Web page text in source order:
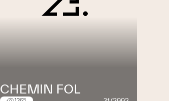
CHEMIN FOL